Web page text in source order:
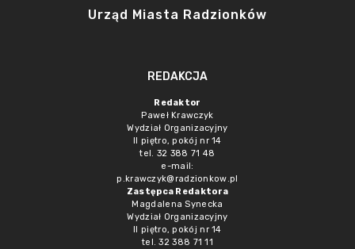
Urząd Miasta Radzionków
REDAKCJA
Redaktor
Paweł Krawczyk
Wydział Organizacyjny
II piętro, pokój nr 14
tel. 32 388 71 48
e-mail:
p.krawczyk@radzionkow.pl
Zastępca Redaktora
Magdalena Synecka
Wydział Organizacyjny
II piętro, pokój nr 14
tel. 32 388 71 11